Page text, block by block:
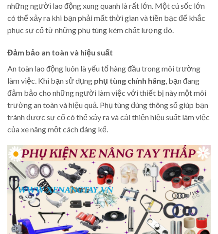
những người lao động xung quanh là rất lớn. Một cú sốc lớn
có thể xảy ra khi bạn phải mất thời gian và tiền bạc để khắc
phục sự cố từ những phụ tùng kém chất lượng đó.
Đảm bảo an toàn và hiệu suất
An toàn lao động luôn là yếu tố hàng đầu trong môi trường
làm việc. Khi bạn sử dụng phụ tùng chính hãng , bạn đang
đảm bảo cho những người làm việc với thiết bị này một môi
trường an toàn và hiệu quả. Phụ tùng đúng thông số giúp bạn
tránh được sự cố có thể xảy ra và cải thiện hiệu suất làm việc
của xe nâng một cách đáng kể.